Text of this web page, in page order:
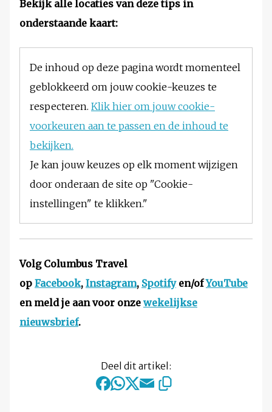
Bekijk alle locaties van deze tips in
onderstaande kaart:
De inhoud op deze pagina wordt momenteel
geblokkeerd om jouw cookie-keuzes te
respecteren. Klik hier om jouw cookie-
voorkeuren aan te passen en de inhoud te
bekijken.
Je kan jouw keuzes op elk moment wijzigen
door onderaan de site op "Cookie-
instellingen" te klikken."
Volg Columbus Travel
op Facebook, Instagram, Spotifyen/ofYouTube
en meld je aan voor onze wekelijkse
nieuwsbrief.
Deel dit artikel: